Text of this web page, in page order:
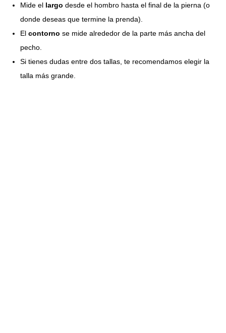
Mide el largo desde el hombro hasta el final de la pierna (o
donde deseas que termine la prenda).
El contorno se mide alrededor de la parte más ancha del
pecho.
Si tienes dudas entre dos tallas, te recomendamos elegir la
talla más grande.